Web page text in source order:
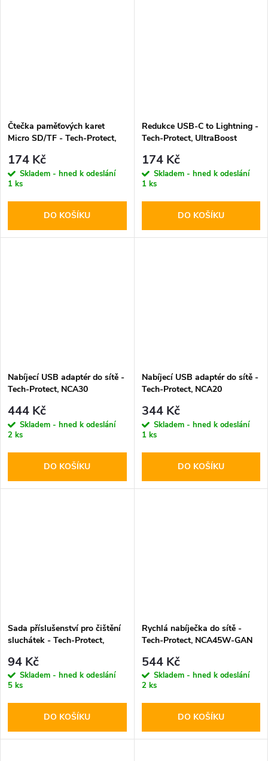
Čtečka paměťových karet
Micro SD/TF - Tech-Protect,
174 Kč
Skladem - hned k odeslání
1 ks
DO KOŠÍKU
Redukce USB-C to Lightning -
Tech-Protect, UltraBoost
174 Kč
Skladem - hned k odeslání
1 ks
DO KOŠÍKU
Nabíjecí USB adaptér do sítě -
Tech-Protect, NCA30
444 Kč
Skladem - hned k odeslání
2 ks
DO KOŠÍKU
Nabíjecí USB adaptér do sítě -
Tech-Protect, NCA20
344 Kč
Skladem - hned k odeslání
1 ks
DO KOŠÍKU
Sada příslušenství pro čištění
sluchátek - Tech-Protect,
94 Kč
Skladem - hned k odeslání
5 ks
DO KOŠÍKU
Rychlá nabíječka do sítě -
Tech-Protect, NCA45W-GAN
kabel
544 Kč
Skladem - hned k odeslání
2 ks
DO KOŠÍKU